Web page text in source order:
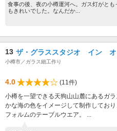
食事の後、夜の小樽運河へ。ガス灯がと
もきれいでした。なんだか...
13 ザ・グラススタジオ イン オ
小樽市／ガラス細工作り
4.0
(11件)
小樽を一望できる天狗山山麓にあるガ
かな海の色をイメージして制作してお
フォルムのテーブルウエア。 ...